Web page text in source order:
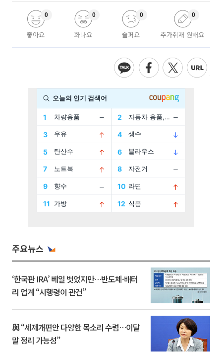
좋아요
0
화나요
0
슬퍼요
0
추가취재 원해요
0
주요뉴스
‘한국판 IRA’ 베일 벗었지만…반도체·배터
리 업계 “시행령이 관건”
與 “세제개편안 다양한 목소리 수렴…이달
말 정리 가능성”